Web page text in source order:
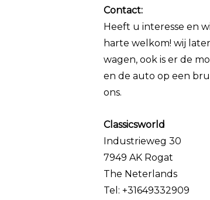
Contact:
Heeft u interesse en
harte welkom! wij
wagen, ook is er de
en de auto op een
ons.
Classicsworld
Industrieweg 30
7949 AK Rogat
The Neterlands
Tel: +31649332909